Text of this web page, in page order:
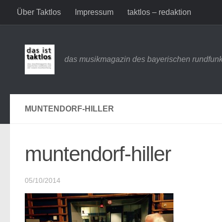
Zum Inhalt springen
Über Taktlos Impressum taktlos – redaktion
das musikmagazin des bayerischen
MUNTENDORF-HILLER
muntendorf-hiller
05/10/2014